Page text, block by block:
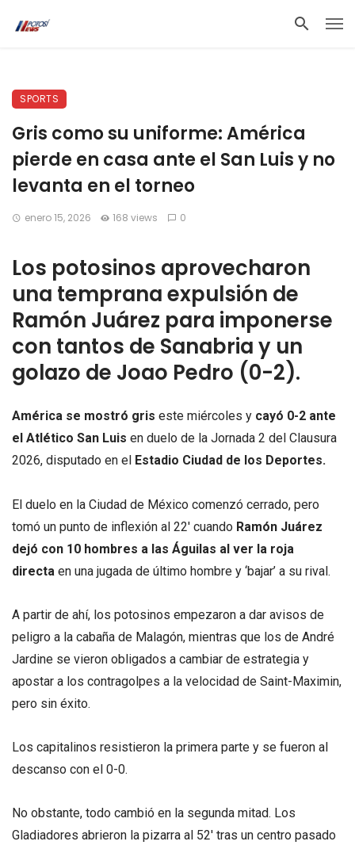
SPORTS
Gris como su uniforme: América
pierde en casa ante el San Luis y no
levanta en el torneo
enero 15, 2026 168 views 0
Los potosinos aprovecharon
una temprana expulsión de
Ramón Juárez para imponerse
con tantos de Sanabria y un
golazo de Joao Pedro (0-2).
América se mostró gris este miércoles y cayó 0-2 ante
el Atlético San Luis en duelo de la Jornada 2 del Clausura
2026, disputado en el Estadio Ciudad de los Deportes.
El duelo en la Ciudad de México comenzó cerrado, pero
tomó un punto de inflexión al 22′ cuando Ramón Juárez
dejó con 10 hombres a las Águilas al ver la roja
directa en una jugada de último hombre y ‘bajar’ a su rival.
A partir de ahí, los potosinos empezaron a dar avisos de
peligro a la cabaña de Malagón, mientras que los de André
Jardine se vieron obligados a cambiar de estrategia y
apostar a los contragolpes a la velocidad de Saint-Maximin,
pero sin éxito.
Los capitalinos resistieron la primera parte y se fueron al
descanso con el 0-0.
No obstante, todo cambió en la segunda mitad. Los
Gladiadores abrieron la pizarra al 52′ tras un centro pasado